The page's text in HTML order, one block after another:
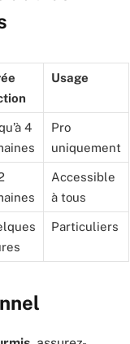
Usage
4
Pro
uniquement
Accessible
à tous
Particuliers